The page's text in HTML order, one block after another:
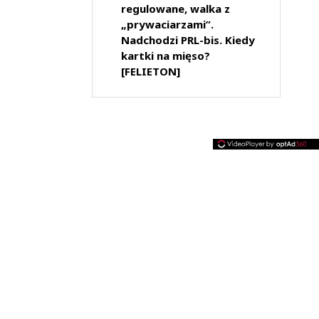
regulowane, walka z
„prywaciarzami”.
Nadchodzi PRL-bis. Kiedy
kartki na mięso?
[FELIETON]